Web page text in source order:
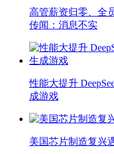
高管薪资归零、全
传闻：消息不实
性能大提升
成游戏
美国芯片制造复兴